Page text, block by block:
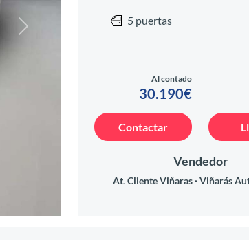
Siguiente
5 puertas
Al contado
30.190€
Contactar
Vendedor
At. Cliente Viñaras Viñarás